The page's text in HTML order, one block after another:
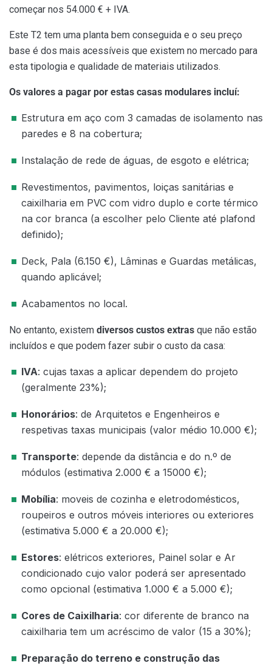
começar nos 54.000 € + IVA.
Este T2 tem uma planta bem conseguida e o seu preço
base é dos mais acessíveis que existem no mercado para
esta tipologia e qualidade de materiais utilizados.
Os valores a pagar por estas casas modulares incluí:
Estrutura em aço com 3 camadas de isolamento nas
paredes e 8 na cobertura;
Instalação de rede de águas, de esgoto e elétrica;
Revestimentos, pavimentos, loiças sanitárias e
caixilharia em PVC com vidro duplo e corte térmico
na cor branca (a escolher pelo Cliente até plafond
definido);
Deck, Pala (6.150 €), Lâminas e Guardas metálicas,
quando aplicável;
Acabamentos no local.
No entanto, existem diversos custos extras que não estão
incluídos e que podem fazer subir o custo da casa:
IVA: cujas taxas a aplicar dependem do projeto
(geralmente 23%);
Honorários: de Arquitetos e Engenheiros e
respetivas taxas municipais (valor médio 10.000 €);
Transporte: depende da distância e do n.º de
módulos (estimativa 2.000 € a 15000 €);
Mobília: moveis de cozinha e eletrodomésticos,
roupeiros e outros móveis interiores ou exteriores
(estimativa 5.000 € a 20.000 €);
Estores: elétricos exteriores, Painel solar e Ar
condicionado cujo valor poderá ser apresentado
como opcional (estimativa 1.000 € a 5.000 €);
Cores de Caixilharia: cor diferente de branco na
caixilharia tem um acréscimo de valor (15 a 30%);
Preparação do terreno e construção das